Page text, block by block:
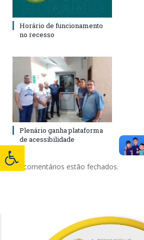
Horário de funcionamento
no recesso
Plenário ganha plataforma
de acessibilidade
Os comentários estão fechados.